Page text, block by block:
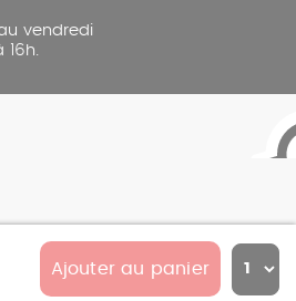
Ajouter au panier
vendredi
16h.
Partbike